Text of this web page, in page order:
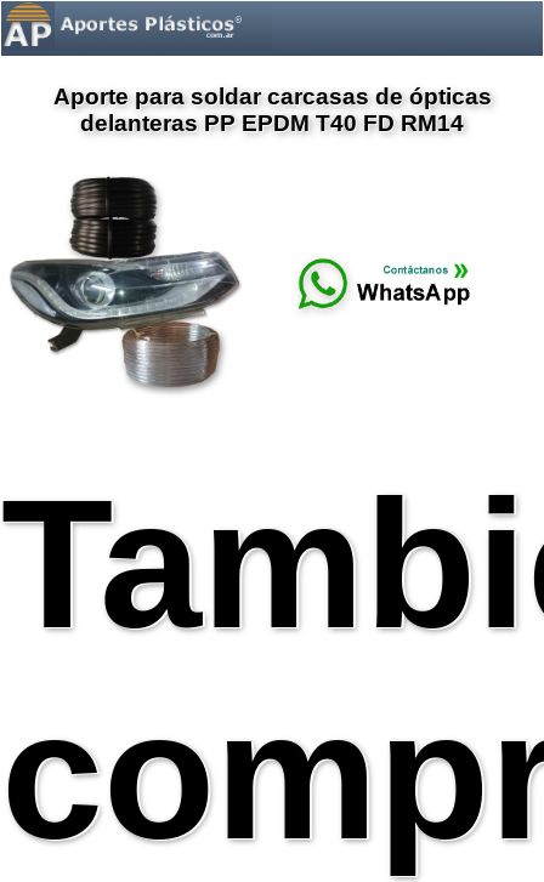
Aporte para soldar carcasas de ópticas
delanteras PP EPDM T40 FD RM14